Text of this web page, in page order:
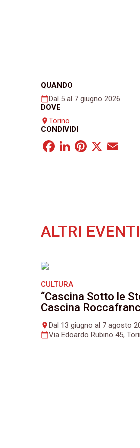
QUANDO
calendar_todayDal 5 al 7 giugno 2026
DOVE
placeTorino
CONDIVIDI
Facebook
LinkedIn
X
ALTRI
CULTURA
“Cascina Sotto le
Cascina
placeDal 13 giugno al 7 agosto
calendar_todayVia Edoardo Rubino 45,